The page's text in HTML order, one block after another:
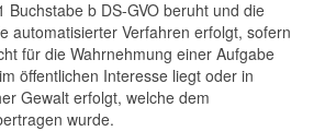
Buchstabe b DS-GVO beruht und die
automatisierter Verfahren erfolgt, sofern
für die Wahrnehmung einer Aufgabe
öffentlichen Interesse liegt oder in
Gewalt erfolgt, welche dem
wurde.